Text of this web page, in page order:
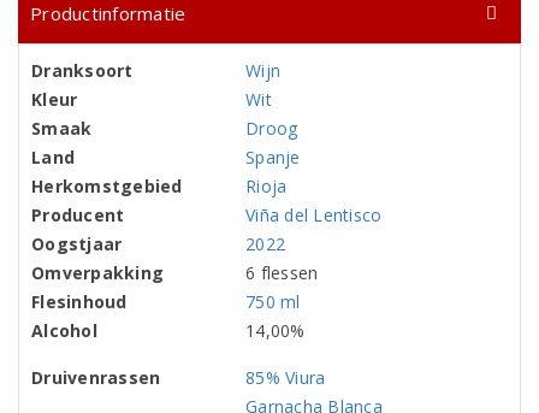
Productinformatie
Dranksoort
Wijn
Kleur
Wit
Smaak
Droog
Land
Spanje
Herkomstgebied
Rioja
Producent
Viña del Lentisco
Oogstjaar
2022
Omverpakking
6 flessen
Flesinhoud
750 ml
Alcohol
14,00%
Druivenrassen
85% Viura
Garnacha Blanca